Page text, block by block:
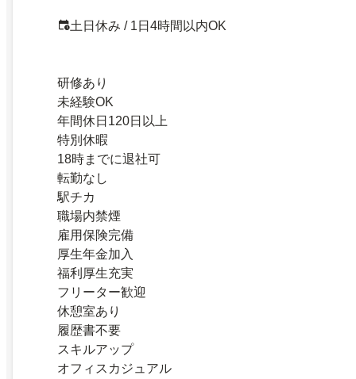
土日休み / 1日4時間以内OK
研修あり
未経験OK
年間休日120日以上
特別休暇
18時までに退社可
転勤なし
駅チカ
職場内禁煙
雇用保険完備
厚生年金加入
福利厚生充実
フリーター歓迎
休憩室あり
履歴書不要
スキルアップ
オフィスカジュアル